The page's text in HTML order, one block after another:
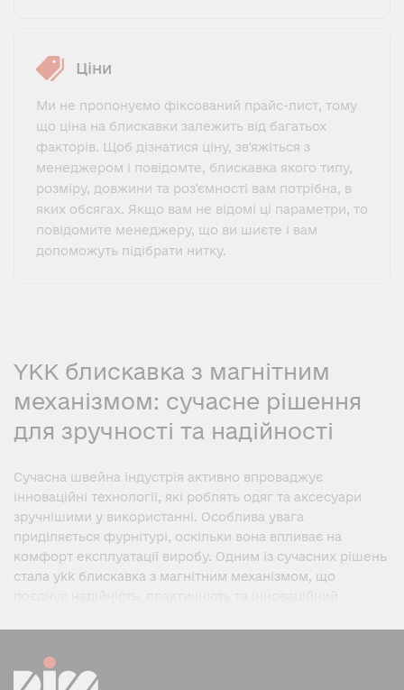
Ціни
Ми не пропонуємо фіксований прайс-лист, тому
що ціна на блискавки залежить від багатьох
факторів. Щоб дізнатися ціну, зв'яжіться з
менеджером і повідомте, блискавка якого типу,
розміру, довжини та роз'ємності вам потрібна, в
яких обсягах. Якщо вам не відомі ці параметри, то
повідомите менеджеру, що ви шиєте і вам
допоможуть підібрати нитку.
YKK блискавка з магнітним
механізмом: сучасне рішення
для зручності та надійності
Сучасна швейна індустрія активно впроваджує
інноваційні технології, які роблять одяг та аксесуари
зручнішими у використанні. Особлива увага
приділяється фурнітурі, оскільки вона впливає на
комфорт експлуатації виробу. Одним із сучасних рішень
стала ykk блискавка з магнітним механізмом, що
Що є YKK блискавка з
магнітним механізмом